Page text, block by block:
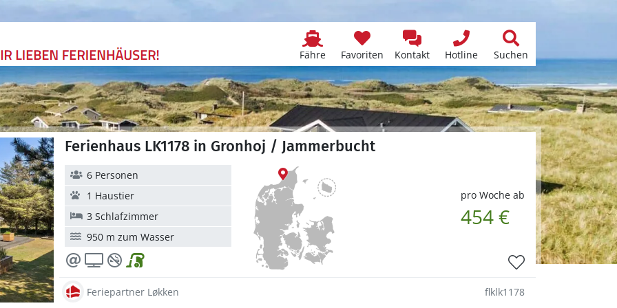
Fähre Favoriten Kontakt Hotline Suchen
Ferienhaus LK1178 in Gronhoj / Jammerbucht
pro Woche ab
454 €
6 Personen
1 Haustier
3 Schlafzimmer
950 m zum Wasser
Feriepartner Løkken flklk1178